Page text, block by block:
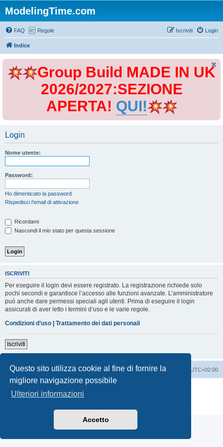
Questo sito utilizza cookie al fine di fornire la
migliore navigazione possibile
Ulteriori informazioni
Accetto
ModelingTime.com
FAQ Regole Login
Iscriviti
Indice
Group Build MADE IN UK
2026/2027:SEZIONE
APERTA! QUI!
Login
Nome utente:
Password:
Ho dimenticato la password
Rispedisci l’email di attivazione
Ricordami
Nascondi il mio stato per questa sessione
ISCRIVITI
Per eseguire il login devi essere registrato. La registrazione richiede solo
pochi secondi e garantisce l’accesso alle funzioni avanzate. L’amministratore
può anche dare permessi speciali agli utenti. Prima di eseguire il login
assicurati di aver letto i termini d’uso e le varie regole.
Condizioni d’uso | Trattamento dei dati personali
Iscriviti
Indice Tutti gli orari sono UTC+02:00
Cancella cookie
Contattaci
Traduzione Italiana